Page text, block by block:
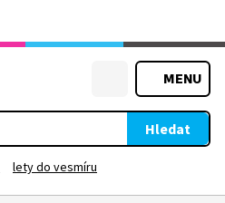
MENU
Hledat
lety do vesmíru